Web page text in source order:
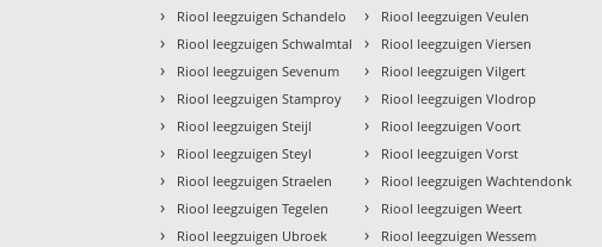
› Riool leegzuigen Schandelo
› Riool leegzuigen Schwalmtal
› Riool leegzuigen Sevenum
› Riool leegzuigen Stamproy
› Riool leegzuigen Steijl
› Riool leegzuigen Steyl
› Riool leegzuigen Straelen
› Riool leegzuigen Tegelen
› Riool leegzuigen Ubroek
› Riool leegzuigen Veulen
› Riool leegzuigen Viersen
› Riool leegzuigen Vilgert
› Riool leegzuigen Vlodrop
› Riool leegzuigen Voort
› Riool leegzuigen Vorst
› Riool leegzuigen Wachtendonk
› Riool leegzuigen Weert
› Riool leegzuigen Wessem